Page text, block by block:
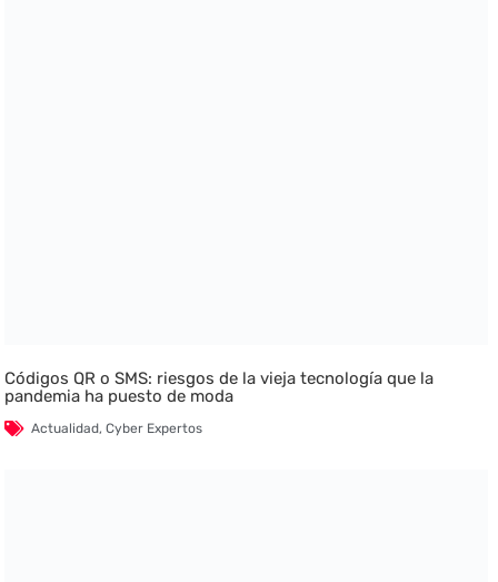
Códigos QR o SMS: riesgos de la vieja tecnología que la
pandemia ha puesto de moda
Actualidad,Cyber Expertos